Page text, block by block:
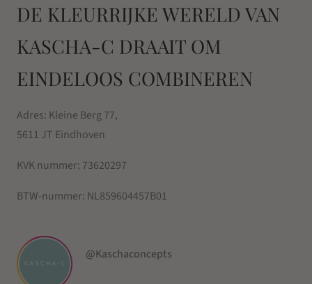
DE KLEURRIJKE WERELD VAN
KASCHA-C DRAAIT OM
EINDELOOS COMBINEREN
Adres: Kleine Berg 77,
5611 JT Eindhoven
KVK nummer: 73620297
BTW-nummer: NL859604457B01
@Kaschaconcepts